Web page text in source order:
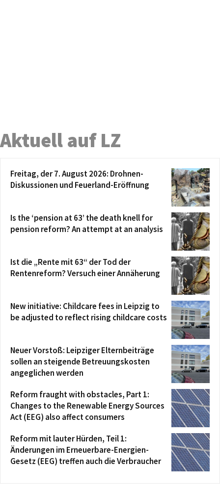
Aktuell auf LZ
Freitag, der 7. August 2026: Drohnen-
Diskussionen und Feuerland-Eröffnung
Is the ‘pension at 63’ the death knell for
pension reform? An attempt at an analysis
Ist die „Rente mit 63“ der Tod der
Rentenreform? Versuch einer Annäherung
New initiative: Childcare fees in Leipzig to
be adjusted to reflect rising childcare costs
Neuer Vorstoß: Leipziger Elternbeiträge
sollen an steigende Betreuungskosten
angeglichen werden
Reform fraught with obstacles, Part 1:
Changes to the Renewable Energy Sources
Act (EEG) also affect consumers
Reform mit lauter Hürden, Teil 1:
Änderungen im Erneuerbare-Energien-
Gesetz (EEG) treffen auch die Verbraucher